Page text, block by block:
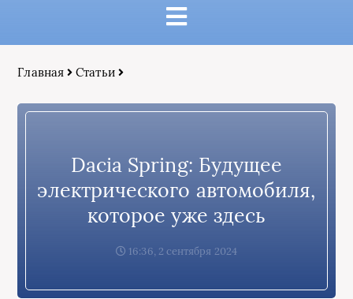
Главная Статьи
Dacia Spring: Будущее
электрического автомобиля,
которое уже здесь
16:36, 2 сентября 2024